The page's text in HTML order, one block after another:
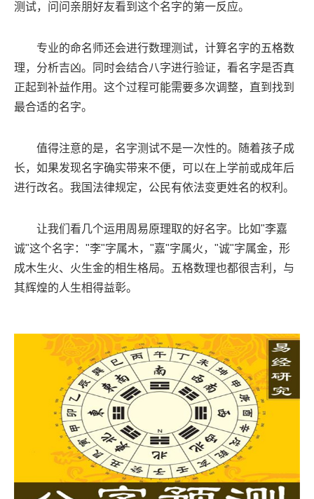
测试，问问亲朋好友看到这个名字的第一反应。
专业的命名师还会进行数理测试，计算名字的五格数
理，分析吉凶。同时会结合八字进行验证，看名字是否真
正起到补益作用。这个过程可能需要多次调整，直到找到
最合适的名字。
值得注意的是，名字测试不是一次性的。随着孩子成
长，如果发现名字确实带来不便，可以在上学前或成年后
进行改名。我国法律规定，公民有依法变更姓名的权利。
让我们看几个运用周易原理取的好名字。比如"李嘉
诚"这个名字："李"字属木，"嘉"字属火，"诚"字属金，形
成木生火、火生金的相生格局。五格数理也都很吉利，与
其辉煌的人生相得益彰。